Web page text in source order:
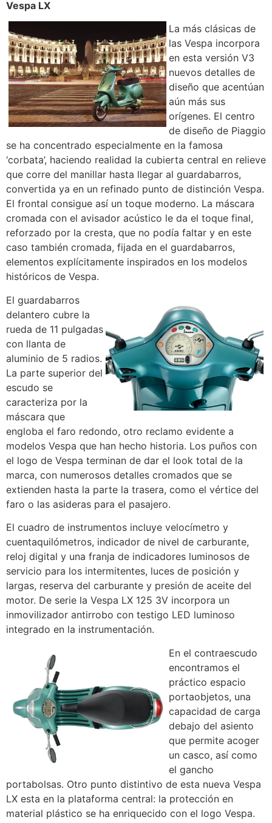
Vespa LX
La más clásicas de
las Vespa incorpora
en esta versión V3
nuevos detalles de
diseño que acentúan
aún más sus
orígenes. El centro
de diseño de Piaggio
se ha concentrado especialmente en la famosa
‘corbata’, haciendo realidad la cubierta central en relieve
que corre del manillar hasta llegar al guardabarros,
convertida ya en un refinado punto de distinción Vespa.
El frontal consigue así un toque moderno. La máscara
cromada con el avisador acústico le da el toque final,
reforzado por la cresta, que no podía faltar y en este
caso también cromada, fijada en el guardabarros,
elementos explícitamente inspirados en los modelos
históricos de Vespa.
El guardabarros
delantero cubre la
rueda de 11 pulgadas
con llanta de
aluminio de 5 radios.
La parte superior del
escudo se
caracteriza por la
máscara que
engloba el faro redondo, otro reclamo evidente a
modelos Vespa que han hecho historia. Los puños con
el logo de Vespa terminan de dar el look total de la
marca, con numerosos detalles cromados que se
extienden hasta la parte la trasera, como el vértice del
faro o las asideras para el pasajero.
El cuadro de instrumentos incluye velocímetro y
cuentaquilómetros, indicador de nivel de carburante,
reloj digital y una franja de indicadores luminosos de
servicio para los intermitentes, luces de posición y
largas, reserva del carburante y presión de aceite del
motor. De serie la Vespa LX 125 3V incorpora un
inmovilizador antirrobo con testigo LED luminoso
integrado en la instrumentación.
En el contraescudo
encontramos el
práctico espacio
portaobjetos, una
capacidad de carga
debajo del asiento
que permite acoger
un casco, así como
el gancho
portabolsas. Otro punto distintivo de esta nueva Vespa
LX esta en la plataforma central: la protección en
material plástico se ha enriquecido con el logo Vespa.